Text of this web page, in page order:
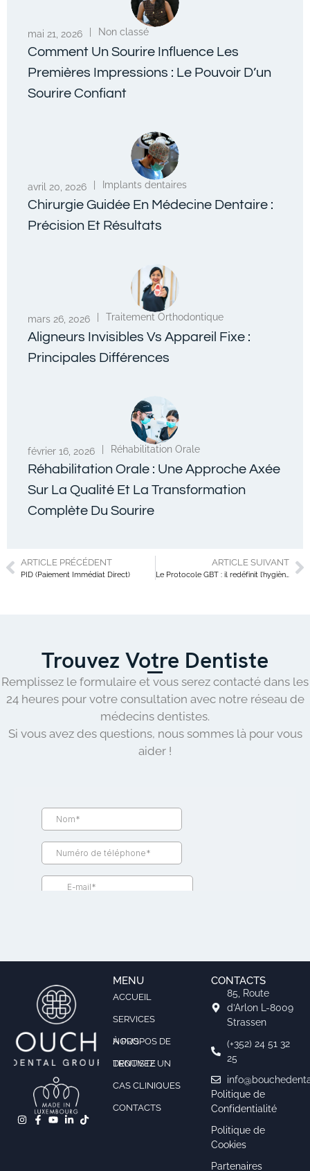
mai 21, 2026 | Non classé
Comment Un Sourire Influence Les
Premières Impressions : Le Pouvoir D’un
Sourire Confiant
avril 20, 2026 | Implants dentaires
Chirurgie Guidée En Médecine Dentaire :
Précision Et Résultats
mars 26, 2026 | Traitement Orthodontique
Aligneurs Invisibles Vs Appareil Fixe :
Principales Différences
février 16, 2026 | Réhabilitation Orale
Réhabilitation Orale : Une Approche Axée
Sur La Qualité Et La Transformation
Complète Du Sourire
ARTICLE PRÉCÉDENT
PID (Paiement Immédiat Direct)
ARTICLE SUIVANT
Le Protocole GBT : il redéfinit l’hygiène bucco-dentaire grâce à la technologie moderne.
Trouvez Votre Dentiste
Remplissez le formulaire et vous serez contacté dans les
24 heures pour votre consultation avec notre réseau de
médecins dentistes.
Si vous avez des questions, nous sommes là pour vous
aider !
MENU
ACCUEIL
SERVICES
À PROPOS DE NOUS
TROUVEZ UN DENTISTE
CAS CLINIQUES
CONTACTS
CONTACTS
85, Route
d’Arlon L-8009
Strassen
(+352) 24 51 32
25
Politique de
Confidentialité
Politique de
Cookies
Partenaires